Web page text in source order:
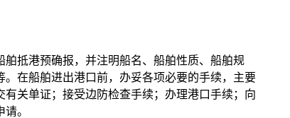
抵港预确报，并注明船名、船舶性质、船舶规
在船舶进出港口前，办妥各项必要的手续，主要
关单证；接受边防检查手续；办理港口手续；向
。